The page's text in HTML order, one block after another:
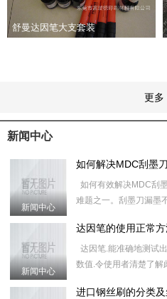
舒曼达因笔大支套装
更多
新闻中心
新闻中心
如何解决MDC刮墨
如何有效解决MDC刮
难题之一。刮墨刀漏墨
出现
新闻中心
达因笔的使用正常
达因笔.能准确地测试
数值.令使用者清楚了解
进口钢丝刷的分类